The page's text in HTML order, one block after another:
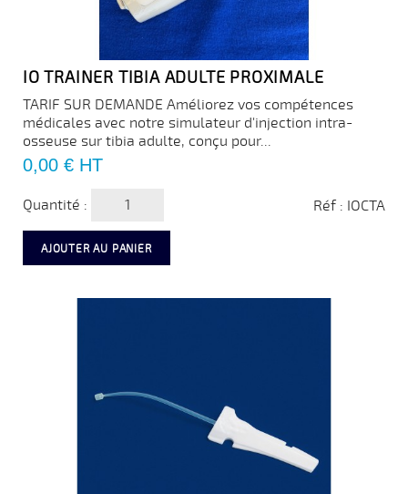
IO TRAINER TIBIA ADULTE PROXIMALE
TARIF SUR DEMANDE Améliorez vos compétences
médicales avec notre simulateur d'injection intra-
osseuse sur tibia adulte, conçu pour...
Prix
0,00 € HT
Quantité : Réf : IOCTA
AJOUTER AU PANIER